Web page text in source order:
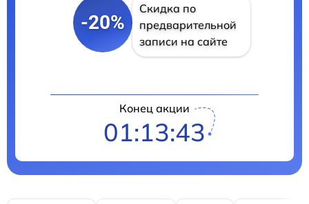
-20%
Скидка по
предварительной
записи на сайте
Конец акции
01:13:42